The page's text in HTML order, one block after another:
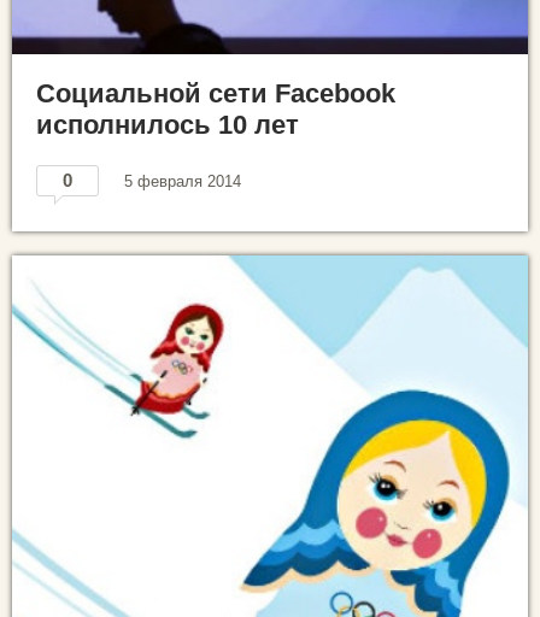
Социальной сети Facebook
исполнилось 10 лет
0 5 февраля 2014